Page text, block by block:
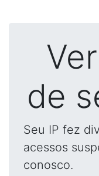
de
Seu IP fez
acessos
conosco.